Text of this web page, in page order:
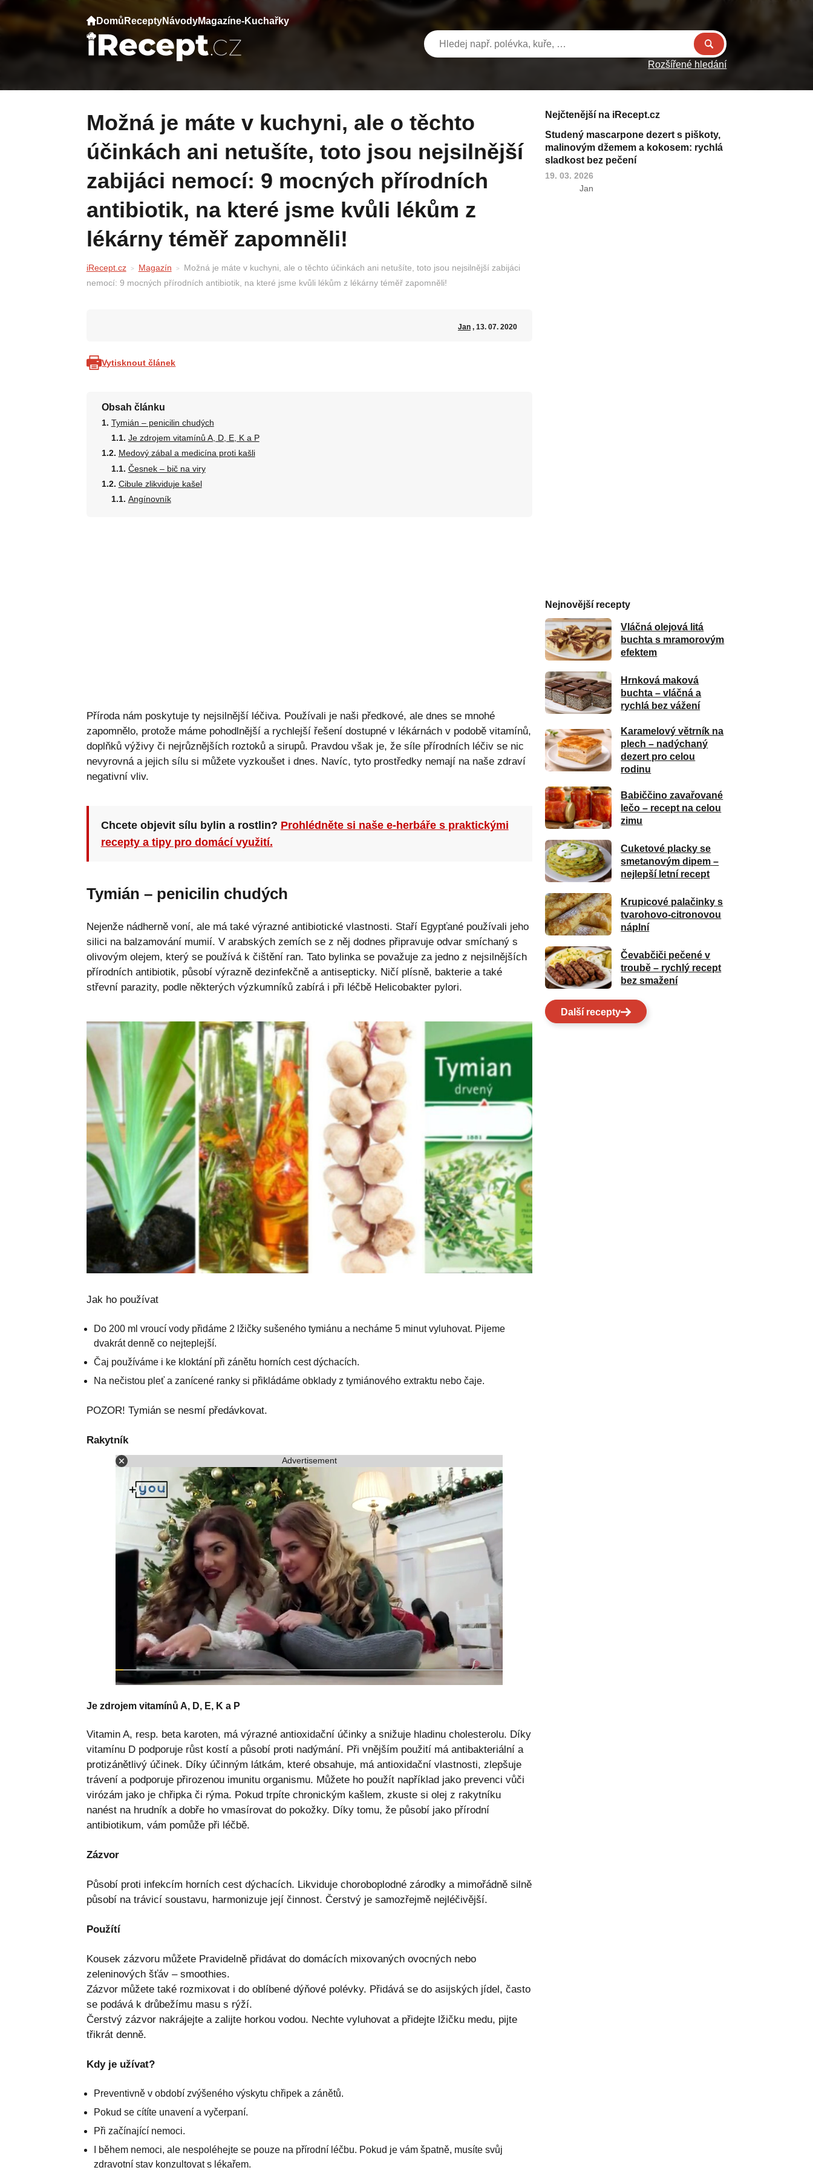
Domů ReceptyNávodyMagazíne-Kuchařky
Rozšířené hledání
Možná je máte v kuchyni, ale o těchto
účinkách ani netušíte, toto jsou nejsilnější
zabijáci nemocí: 9 mocných přírodních
antibiotik, na které jsme kvůli lékům z
lékárny téměř zapomněli!
iRecept.cz Magazín
Možná je máte v kuchyni, ale o těchto účinkách ani netušíte, toto jsou nejsilnější zabijáci
nemocí: 9 mocných přírodních antibiotik, na které jsme kvůli lékům z lékárny téměř zapomněli!
Jan, 13. 07. 2020
Vytisknout článek
Obsah článku
Tymián – penicilin chudých
Je zdrojem vitamínů A, D, E, K a P
Medový zábal a medicína proti kašli
Česnek – bič na viry
Cibule zlikviduje kašel
Angínovník
Příroda nám poskytuje ty nejsilnější léčiva. Používali je naši předkové, ale dnes se mnohé
zapomnělo, protože máme pohodlnější a rychlejší řešení dostupné v lékárnách v podobě vitamínů,
doplňků výživy či nejrůznějších roztoků a sirupů. Pravdou však je, že síle přírodních léčiv se nic
nevyrovná a jejich sílu si můžete vyzkoušet i dnes. Navíc, tyto prostředky nemají na naše zdraví
negativní vliv.
Chcete objevit sílu bylin a rostlin? Prohlédněte si naše e-herbáře s praktickými
recepty a tipy pro domácí využití.
Tymián – penicilin chudých
Nejenže nádherně voní, ale má také výrazné antibiotické vlastnosti. Staří Egypťané používali jeho
silici na balzamování mumií. V arabských zemích se z něj dodnes připravuje odvar smíchaný s
olivovým olejem, který se používá k čištění ran. Tato bylinka se považuje za jedno z nejsilnějších
přírodních antibiotik, působí výrazně dezinfekčně a antisepticky. Ničí plísně, bakterie a také
střevní parazity, podle některých výzkumníků zabírá i při léčbě Helicobakter pylori.
Jak ho používat
Do 200 ml vroucí vody přidáme 2 lžičky sušeného tymiánu a necháme 5 minut vyluhovat. Pijeme
dvakrát denně co nejteplejší.
Čaj používáme i ke kloktání při zánětu horních cest dýchacích.
Na nečistou pleť a zanícené ranky si přikládáme obklady z tymiánového extraktu nebo čaje.
POZOR! Tymián se nesmí předávkovat.
Rakytník
Advertisement
Je zdrojem vitamínů A, D, E, K a P
Vitamin A, resp. beta karoten, má výrazné antioxidační účinky a snižuje hladinu cholesterolu. Díky
vitamínu D podporuje růst kostí a působí proti nadýmání. Při vnějším použití má antibakteriální a
protizánětlivý účinek. Díky účinným látkám, které obsahuje, má antioxidační vlastnosti, zlepšuje
trávení a podporuje přirozenou imunitu organismu. Můžete ho použít například jako prevenci vůči
virózám jako je chřipka či rýma. Pokud trpíte chronickým kašlem, zkuste si olej z rakytníku
nanést na hrudník a dobře ho vmasírovat do pokožky. Díky tomu, že působí jako přírodní
antibiotikum, vám pomůže při léčbě.
Zázvor
Působí proti infekcím horních cest dýchacích. Likviduje choroboplodné zárodky a mimořádně silně
působí na trávicí soustavu, harmonizuje její činnost. Čerstvý je samozřejmě nejléčivější.
Použítí
Kousek zázvoru můžete Pravidelně přidávat do domácích mixovaných ovocných nebo
zeleninových šťáv – smoothies.
Zázvor můžete také rozmixovat i do oblíbené dýňové polévky. Přidává se do asijských jídel, často
se podává k drůbežímu masu s rýží.
Čerstvý zázvor nakrájejte a zalijte horkou vodou. Nechte vyluhovat a přidejte lžičku medu, pijte
třikrát denně.
Kdy je užívat?
Preventivně v období zvýšeného výskytu chřipek a zánětů.
Pokud se cítíte unavení a vyčerpaní.
Při začínající nemoci.
I během nemoci, ale nespoléhejte se pouze na přírodní léčbu. Pokud je vám špatně, musíte svůj
zdravotní stav konzultovat s lékařem.
Nejčtenější na iRecept.cz
Studený mascarpone dezert s piškoty,
malinovým džemem a kokosem: rychlá
sladkost bez pečení
19. 03. 2026
Jan
Nejnovější recepty
Vláčná olejová litá
buchta s mramorovým
efektem
Hrnková maková
buchta – vláčná a
rychlá bez vážení
Karamelový větrník na
plech – nadýchaný
dezert pro celou
rodinu
Babiččino zavařované
lečo – recept na celou
zimu
Cuketové placky se
smetanovým dipem –
nejlepší letní recept
Krupicové palačinky s
tvarohovo-citronovou
náplní
Čevabčiči pečené v
troubě – rychlý recept
bez smažení
Další recepty